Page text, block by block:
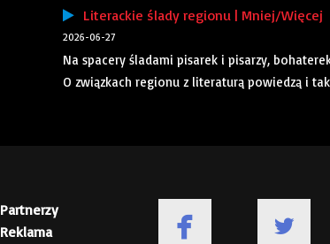
Literackie ślady regionu | Mniej/Więcej
2026-06-27
Na spacery śladami pisarek i pisarzy,
O związkach regionu z literaturą powiedzą i
Partnerzy
Reklama